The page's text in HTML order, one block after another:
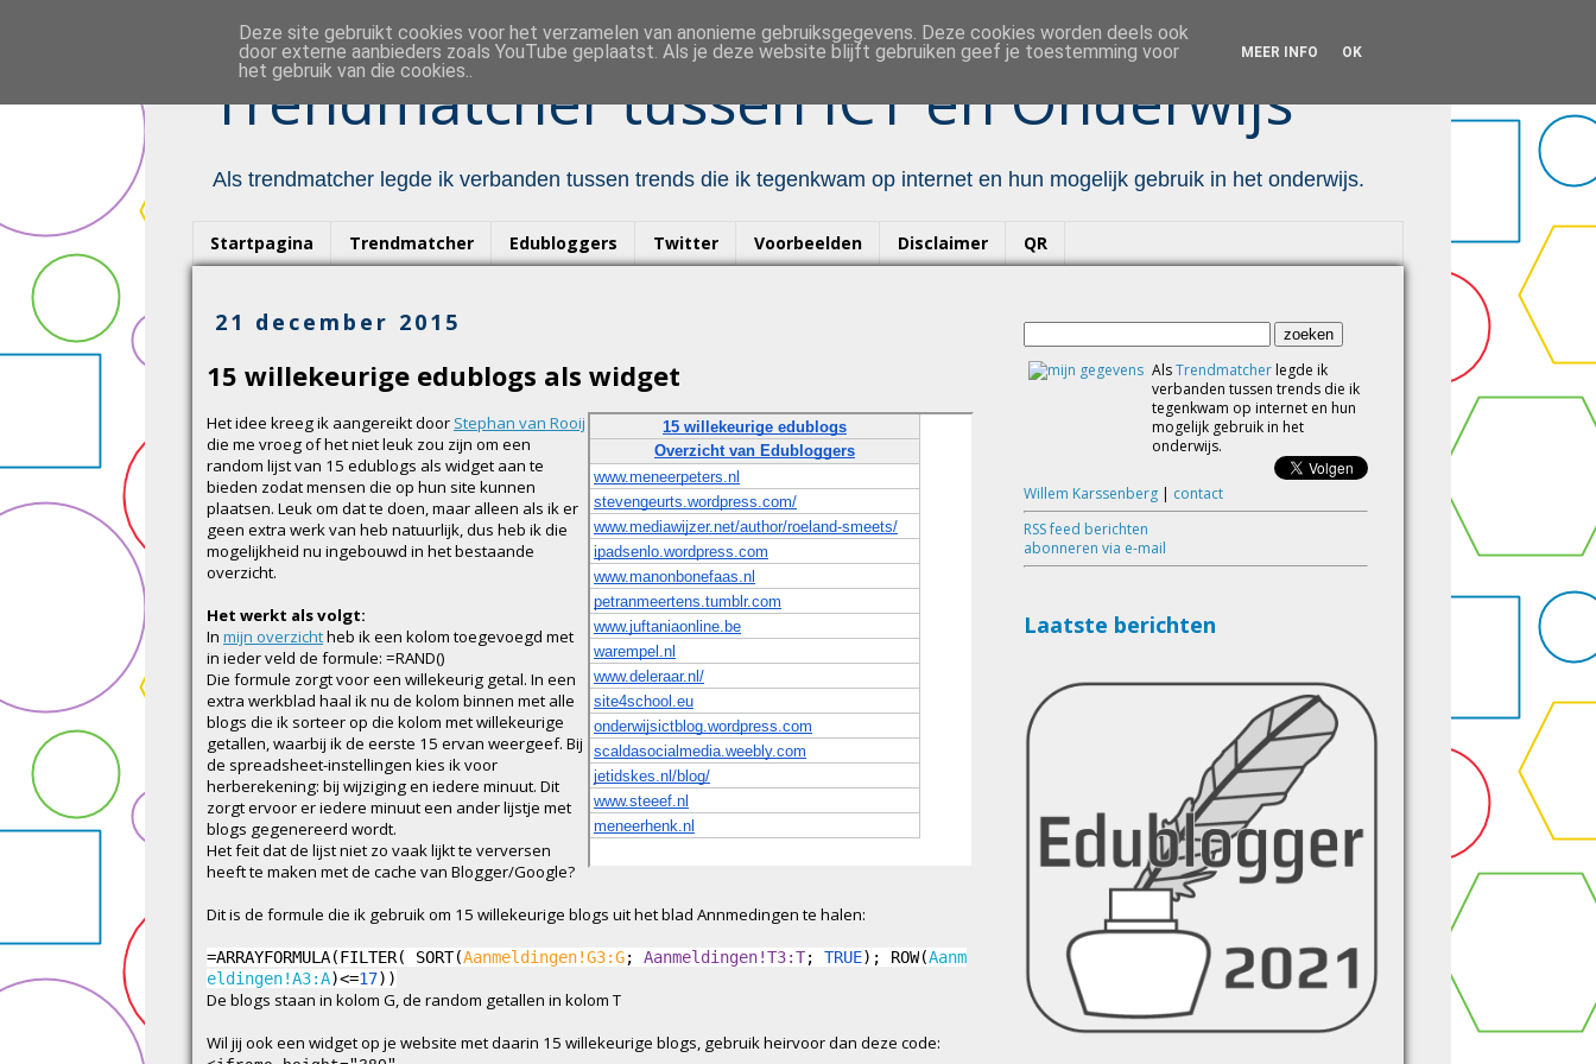
Trendmatcher tussen ICT en Onderwijs ™
Als trendmatcher legde ik verbanden tussen trends die ik tegenkwam op internet en hun mogelijk gebruik in het onderwijs.
Startpagina Trendmatcher Edubloggers Twitter Voorbeelden Disclaimer QR
21 december 2015
15 willekeurige edublogs als widget
Het idee kreeg ik aangereikt door Stephan van Rooij
die me vroeg of het niet leuk zou zijn om een
random lijst van 15 edublogs als widget aan te
bieden zodat mensen die op hun site kunnen
plaatsen. Leuk om dat te doen, maar alleen als ik er
geen extra werk van heb natuurlijk, dus heb ik die
mogelijkheid nu ingebouwd in het bestaande
overzicht.
Het werkt als volgt:
In mijn overzichtheb ik een kolom toegevoegd met
in ieder veld de formule: =RAND()
Die formule zorgt voor een willekeurig getal. In een
extra werkblad haal ik nu de kolom binnen met alle
blogs die ik sorteer op die kolom met willekeurige
getallen, waarbij ik de eerste 15 ervan weergeef. Bij
de spreadsheet-instellingen kies ik voor
herberekening: bij wijziging en iedere minuut. Dit
zorgt ervoor er iedere minuut een ander lijstje met
blogs gegenereerd wordt.
Het feit dat de lijst niet zo vaak lijkt te verversen
heeft te maken met de cache van Blogger/Google?
Dit is de formule die ik gebruik om 15 willekeurige blogs uit het blad Annmedingen te halen:
=ARRAYFORMULA(FILTER( SORT(Aanmeldingen!G3:G; Aanmeldingen!T3:T; TRUE) ; ROW(Aanm
eldingen!A3:A)<=17) )
De blogs staan in kolom G, de random getallen in kolom T
Wil jij ook een widget op je website met daarin 15 willekeurige blogs, gebruik heirvoor dan deze code:
AlsTrendmatcher legde ik
verbanden tussen trends die ik
tegenkwam op internet en hun
mogelijk gebruik in het
onderwijs.
Willem Karssenberg | contact
RSS feed berichten
abonneren via e-mail
Laatste berichten
Deze site gebruikt cookies voor het verzamelen van anonieme gebruiksgegevens. Deze cookies worden deels ook
door externe aanbieders zoals YouTube geplaatst. Als je deze website blijft gebruiken geef je toestemming voor
het gebruik van die cookies..
MEER INFO OK